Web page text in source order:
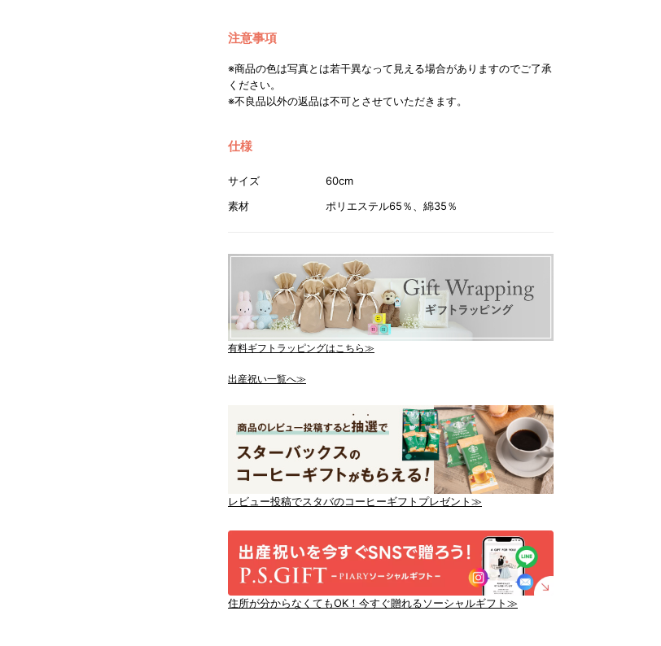
注意事項
※商品の色は写真とは若干異なって見える場合がありますのでご了承
ください。
※不良品以外の返品は不可とさせていただきます。
仕様
サイズ
60cm
素材
ポリエステル65％、綿35％
有料ギフトラッピングはこちら≫
出産祝い一覧へ≫
レビュー投稿でスタバのコーヒーギフトプレゼント≫
住所が分からなくてもOK！今すぐ贈れるソーシャルギフト≫